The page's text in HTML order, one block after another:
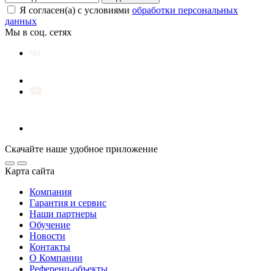
Я согласен(а) с условиями обработки персональных
данных
Мы в соц. сетях
Скачайте наше удобное приложение
Карта сайта
Компания
Гарантия и сервис
Наши партнеры
Обучение
Новости
Контакты
О Компании
Референц-объекты